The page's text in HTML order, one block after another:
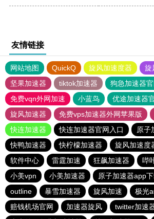
友情链接
网站地图 QuickQ 旋风加速度器
旋
坚果加速器
tiktok加速器
狗急加速器
免费vqn外网加速
小蓝鸟 优途加速器
旋风加速器
免费vps加速器外网苹果版
快连加速器
快连加速器官网入口
原子
快鸭加速器
快柠檬加速器 旋风加速度
软件中心
雷霆加速 狂飙加速器 哔
小美vpn
小美加速器
原子加速器app
outline
暴雪加速器 旋风加速
极光
赔钱机场官网
加速器旋风
twitter加速